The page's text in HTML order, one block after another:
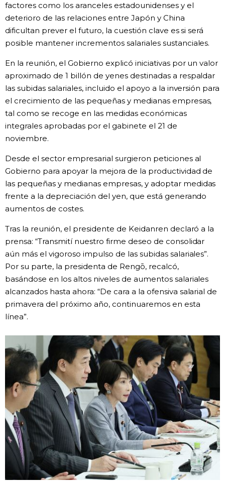
factores como los aranceles estadounidenses y el
deterioro de las relaciones entre Japón y China
dificultan prever el futuro, la cuestión clave es si será
posible mantener incrementos salariales sustanciales.
En la reunión, el Gobierno explicó iniciativas por un valor
aproximado de 1 billón de yenes destinadas a respaldar
las subidas salariales, incluido el apoyo a la inversión para
el crecimiento de las pequeñas y medianas empresas,
tal como se recoge en las medidas económicas
integrales aprobadas por el gabinete el 21 de
noviembre.
Desde el sector empresarial surgieron peticiones al
Gobierno para apoyar la mejora de la productividad de
las pequeñas y medianas empresas, y adoptar medidas
frente a la depreciación del yen, que está generando
aumentos de costes.
Tras la reunión, el presidente de Keidanren declaró a la
prensa: “Transmití nuestro firme deseo de consolidar
aún más el vigoroso impulso de las subidas salariales”.
Por su parte, la presidenta de Rengō, recalcó,
basándose en los altos niveles de aumentos salariales
alcanzados hasta ahora: “De cara a la ofensiva salarial de
primavera del próximo año, continuaremos en esta
línea”.